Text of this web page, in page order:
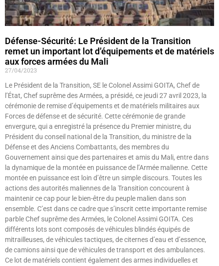
Défense-Sécurité: Le Président de la Transition
remet un important lot d’équipements et de matériels
aux forces armées du Mali
27/04/2023
Le Président de la Transition, SE le Colonel Assimi GOITA, Chef de
l’État, Chef suprême des Armées, a présidé, ce jeudi 27 avril 2023, la
cérémonie de remise d’équipements et de matériels militaires aux
Forces de défense et de sécurité. Cette cérémonie de grande
envergure, qui a enregistré la présence du Premier ministre, du
Président du conseil national de la Transition, du ministre de la
Défense et des Anciens Combattants, des membres du
Gouvernement ainsi que des partenaires et amis du Mali, entre dans
la dynamique de la montée en puissance de l’Armée malienne. Cette
montée en puissance est loin d’être un simple discours. Toutes les
actions des autorités maliennes de la Transition concourent à
maintenir ce cap pour le bien-être du peuple malien dans son
ensemble. C’est dans ce cadre que s’inscrit cette importante remise
parble Chef suprême des Armées, le Colonel Assimi GOITA. Ces
différents lots sont composés de véhicules blindés équipés de
mitrailleuses, de véhicules tactiques, de citernes d’eau et d’essence,
de camions ainsi que de véhicules de transport et des ambulances.
Ce lot de matériels contient également des armes individuelles et